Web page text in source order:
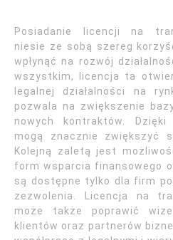
Posiadanie licencji na
niesie ze sobą szereg
wpłynąć na rozwój
wszystkim, licencja ta
legalnej działalności na
pozwala na zwiększenie
nowych kontraktów.
mogą znacznie zwiększyć
Kolejną zaletą jest
form wsparcia finansowego
są dostępne tylko dla firm
zezwolenia. Licencja na
może także poprawić
klientów oraz partnerów